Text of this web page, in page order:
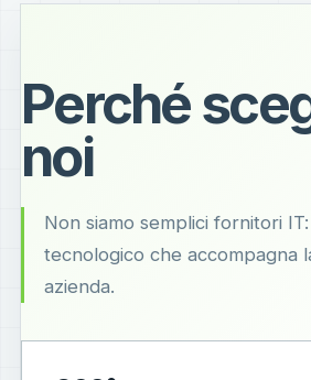
Perché
noi
Non siamo semplici fornitori
tecnologico che accompagna
azienda.